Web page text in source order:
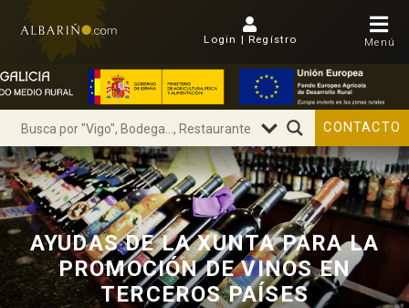
Login | Regístro Menú
CONTACTO
AYUDAS DE LA XUNTA PARA LA
PROMOCIÓN DE VINOS EN
TERCEROS PAÍSES